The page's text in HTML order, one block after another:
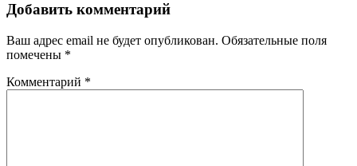
Добавить комментарий
Ваш адрес email не будет опубликован. Обязательные поля
помечены *
Комментарий *